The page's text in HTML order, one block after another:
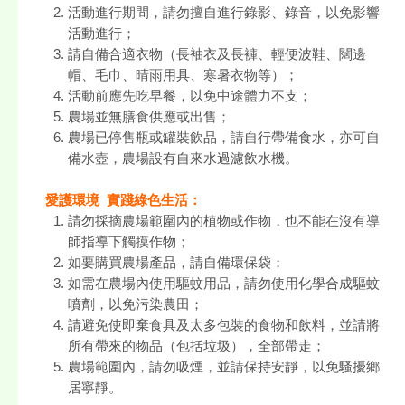
活動進行期間，請勿擅自進行錄影、錄音，以免影響
活動進行；
請自備合適衣物（長袖衣及長褲、輕便波鞋、闊邊
帽、毛巾、晴雨用具、寒暑衣物等）；
活動前應先吃早餐，以免中途體力不支；
農場並無膳食供應或出售；
農場已停售瓶或罐裝飲品，請自行帶備食水，亦可自
備水壺，農場設有自來水過濾飲水機。
愛護環境 實踐綠色生活：
請勿採摘農場範圍內的植物或作物，也不能在沒有導
師指導下觸摸作物；
如要購買農場產品，請自備環保袋；
如需在農場內使用驅蚊用品，請勿使用化學合成驅蚊
噴劑，以免污染農田；
請避免使即棄食具及太多包裝的食物和飲料，並請將
所有帶來的物品（包括垃圾），全部帶走；
農場範圍內，請勿吸煙，並請保持安靜，以免騷擾鄉
居寧靜。